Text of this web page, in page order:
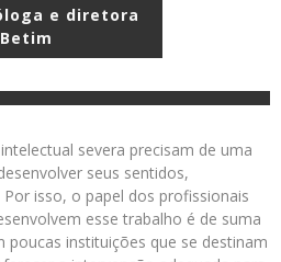
e diretora
Betim
severa precisam de uma
seus sentidos,
isso, o papel dos profissionais
esse trabalho é de suma
poucas instituições que se destinam